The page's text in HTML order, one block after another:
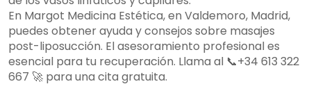
En Margot Medicina Estética, en Valdemoro, Madrid,
puedes obtener ayuda y consejos sobre masajes
post-liposucción. El asesoramiento profesional es
esencial para tu recuperación. Llama al 📞+34 613 322
667 🚀 para una cita gratuita.